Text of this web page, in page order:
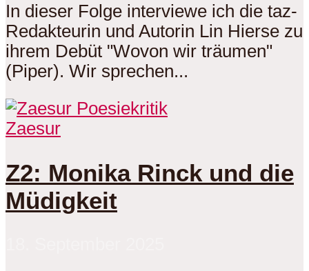
In dieser Folge interviewe ich die taz-
Redakteurin und Autorin Lin Hierse zu
ihrem Debüt "Wovon wir träumen"
(Piper). Wir sprechen...
Zaesur
Z2: Monika Rinck und die
Müdigkeit